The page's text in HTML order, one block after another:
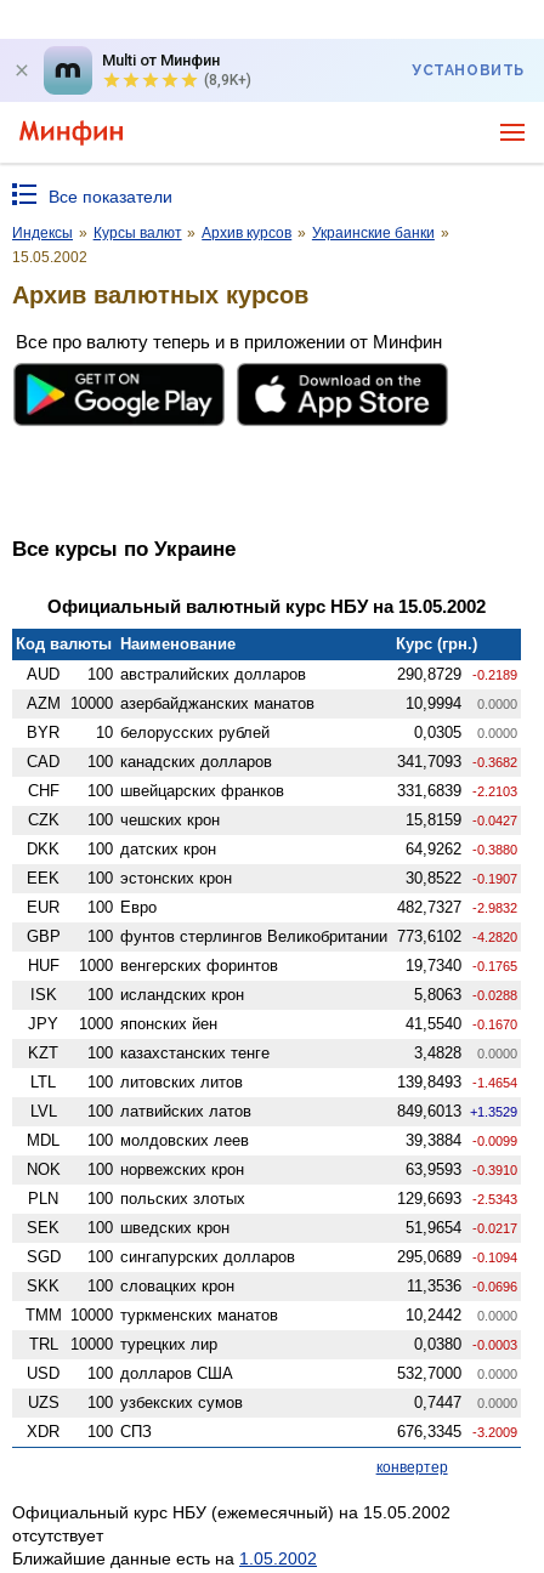
Multi от Минфин
(8,9K+)
УСТАНОВИТЬ
Все показатели
Индексы » Курсы валют » Архив курсов » Украинские банки »
15.05.2002
Архив валютных курсов
Все про валюту теперь и в приложении от Минфин
Все курсы по Украине
Официальный валютный курс НБУ на 15.05.2002
Код валюты Наименование
Курс (грн.)
AUD
100 австралийских долларов 290,8729 -0.2189
AZM 10000 азербайджанских манатов 10,9994 0.0000
BYR 10 белорусских рублей 0,0305 0.0000
CAD 100 канадских долларов 341,7093 -0.3682
CHF 100 швейцарских франков 331,6839 -2.2103
CZK 100 чешских крон 15,8159 -0.0427
DKK 100 датских крон 64,9262 -0.3880
EEK 100 эстонских крон 30,8522 -0.1907
EUR 100 Евро 482,7327 -2.9832
GBP 100 фунтов стерлингов Велико­британии 773,6102 -4.2820
HUF 1000 венгерских форинтов 19,7340 -0.1765
ISK 100 исландских крон 5,8063 -0.0288
JPY 1000 японских йен 41,5540 -0.1670
KZT 100 казахстанских тенге 3,4828 0.0000
LTL 100 литовских литов 139,8493 -1.4654
LVL 100 латвийских латов 849,6013 +1.3529
MDL 100 молдовских леев 39,3884 -0.0099
NOK 100 норвежских крон 63,9593 -0.3910
PLN 100 польских злотых 129,6693 -2.5343
SEK 100 шведских крон 51,9654 -0.0217
SGD 100 сингапурских долларов 295,0689 -0.1094
SKK 100 словацких крон 11,3536 -0.0696
TMM 10000 туркменских манатов 10,2442 0.0000
TRL 10000 турецких лир 0,0380 -0.0003
USD 100 долларов США 532,7000 0.0000
UZS 100 узбекских сумов 0,7447 0.0000
XDR 100 СПЗ 676,3345 -3.2009
конвертер
Официальный курс НБУ (ежемесячный) на 15.05.2002
отсутствует
Ближайшие данные есть на 1.05.2002